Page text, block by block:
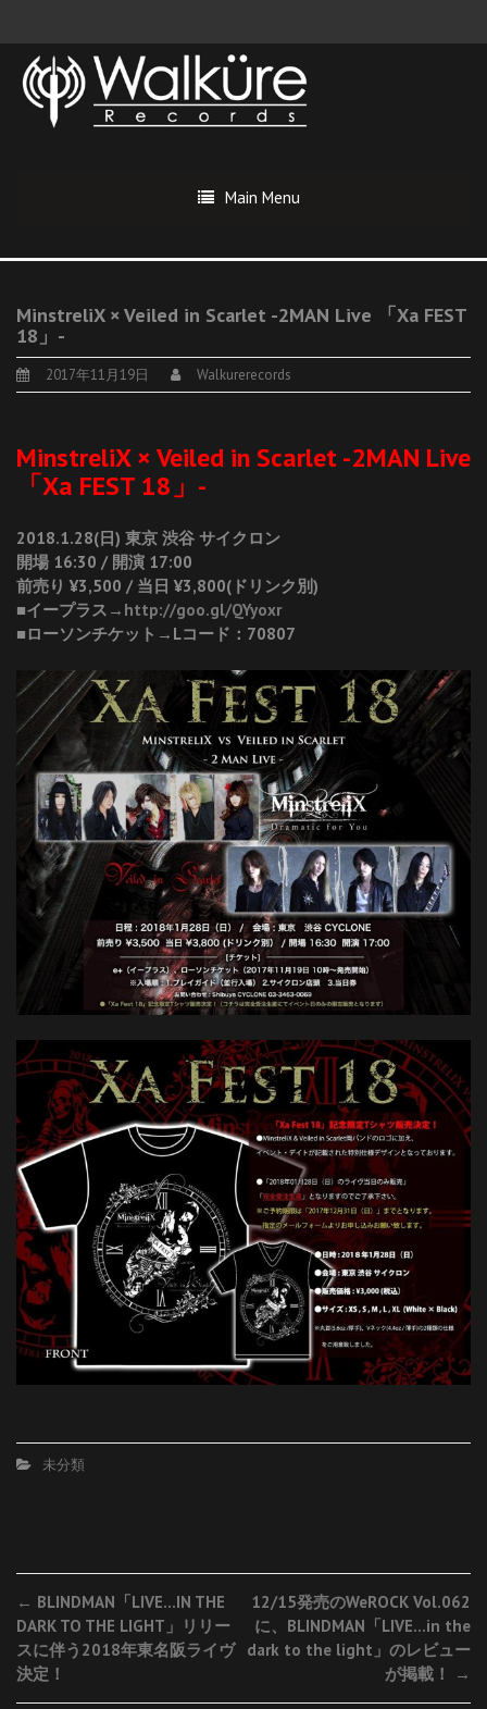
Main Menu
MinstreliX × Veiled in Scarlet -2MAN Live 「Xa FEST
18」-
2017年11月19日 Walkurerecords
MinstreliX × Veiled in Scarlet -2MAN Live
「Xa FEST 18」-
2018.1.28(日) 東京 渋谷 サイクロン
開場 16:30 / 開演 17:00
前売り ¥3,500 / 当日 ¥3,800(ドリンク別)
■イープラス→ http://goo.gl/QYyoxr
■ローソンチケット→Lコード：70807
未分類
Post
navigation
← BLINDMAN「LIVE…IN THE
DARK TO THE LIGHT」リリー
スに伴う2018年東名阪ライヴ
決定！
12/15発売のWeROCK Vol.062
に、BLINDMAN「LIVE…in the
dark to the light」のレビュー
が掲載！
→